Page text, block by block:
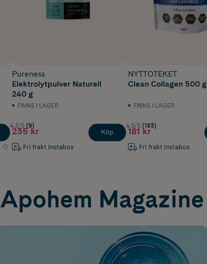
Pureness
Elektrolytpulver Naturell
240 g
FINNS I LAGER
4.3/5 (9)
235 kr
Fri frakt Instabox
Köp
NYTTOTEKET
Clean Collagen 500 g
FINNS I LAGER
4.5/5 (183)
181 kr
Fri frakt Instabox
Apohem Magazine